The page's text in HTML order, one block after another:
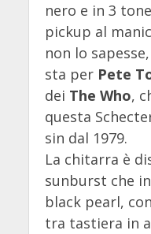
nero e in 3
pickup al
non lo
sta per Pete
dei The Who,
questa
sin dal 1979.
La chitarra è
sunburst che
black pearl,
tra tastiera in